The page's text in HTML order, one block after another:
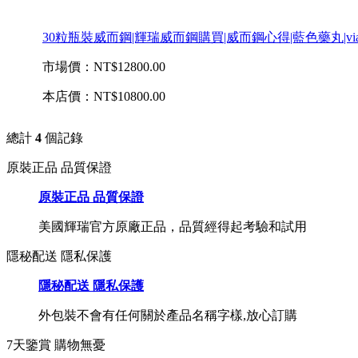
30粒瓶裝威而鋼|輝瑞威而鋼購買|威而鋼心得|藍色藥丸
市場價： NT$12800.00
本店價： NT$10800.00
總計 4 個記錄
原裝正品 品質保證
原裝正品 品質保證
美國輝瑞官方原廠正品，品質經得起考驗和試用
隱秘配送 隱私保護
隱秘配送 隱私保護
外包裝不會有任何關於產品名稱字樣,放心訂購
7天鑒賞 購物無憂